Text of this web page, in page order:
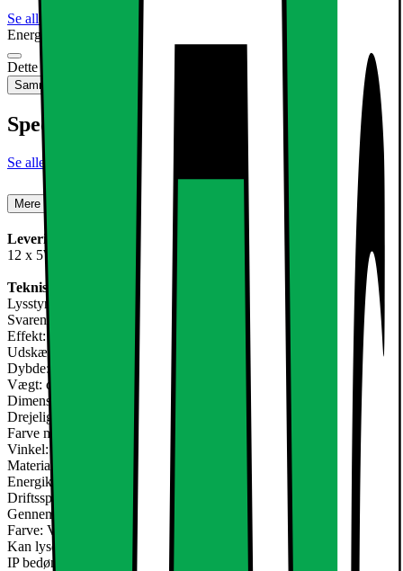
Se alle specifikationer
Energimærkning
Produktdatablad
Dette produkt er ikke tilgængeligt
Sammenlign
Specifikationer
Se alle specifikationer
Mere om produktet
Leveringsomfang:
12 x 5W Warm White LED Forsænket Lys
Teknisk information:
Lysstyrke: 334 lumen
Svarende til Halogen: 30W ca.
Effekt: 5W
Udskæring: mm 95
Dybde: 63 mm
Vægt: ca.280 g
Dimensioner af lampen L x B: 120 x 120 mm
Drejeligt: ??30 °
Farve montering: Sølv
Vinkel: 120 °
Materiale: Aluminium
Energiklasse: A
Driftsspænding: 220-240 volt AC
Gennemsnitlig levetid: op til 10.000 timer
Farve: Varm hvid 3000K
Kan lysdæmpes: Nej
IP bedømmelse: IP44